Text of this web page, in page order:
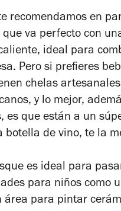
recomendamos en
va perfecto con
ideal para
Pero si prefieres
chelas
y lo mejor,
es que están a un
botella de vino, te la
es ideal para
para niños como
área para pintar